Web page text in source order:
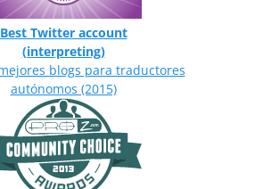
Best Twitter account
(interpreting)